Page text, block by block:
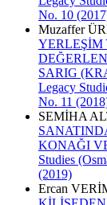
No. 10
Muzaffer
SARIG
Legacy
No. 11
SEMİHA
KONAĞI
Studies
(2019)
Ercan